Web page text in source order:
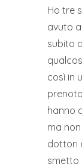
Ho tre
avuto
subito
così in
hanno
ma
dottori
smetto